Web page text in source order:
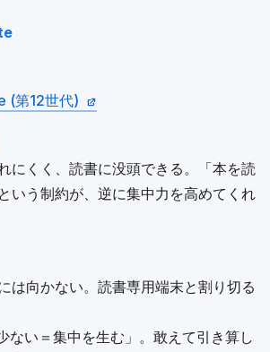
(第12世代)
にくく、読書に没頭できる。「本を読
いう制約が、逆に集中力を高めてくれ
は向かない。読書専用端末と割り切る
ない＝集中を生む」。敢えて引き算し